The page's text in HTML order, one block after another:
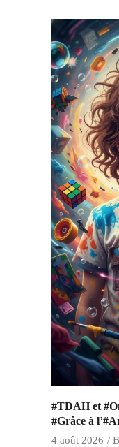
#TDAH et
#Grâce à
4 août 2026